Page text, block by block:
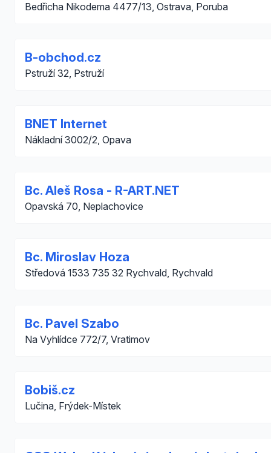
Bedřicha Nikodema 4477/13, Ostrava, Poruba
B-obchod.cz
Pstruží 32, Pstruží
BNET Internet
Nákladní 3002/2, Opava
Bc. Aleš Rosa - R-ART.NET
Opavská 70, Neplachovice
Bc. Miroslav Hoza
Středová 1533 735 32 Rychvald, Rychvald
Bc. Pavel Szabo
Na Vyhlídce 772/7, Vratimov
Bobiš.cz
Lučina, Frýdek-Místek